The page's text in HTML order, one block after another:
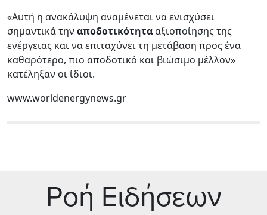
«Αυτή η ανακάλυψη αναμένεται να ενισχύσει
σημαντικά την αποδοτικότητααξιοποίησης της
ενέργειας και να επιταχύνει τη μετάβαση προς ένα
καθαρότερο, πιο αποδοτικό και βιώσιμο μέλλον»
κατέληξαν οι ίδιοι.
www.worldenergynews.gr
Ρoή Ειδήσεων